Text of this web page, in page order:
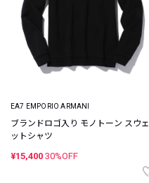
EA7 EMPORIO ARMANI
ブランドロゴ入り モノトーン スウェ
ットシャツ
¥15,400 30%OFF